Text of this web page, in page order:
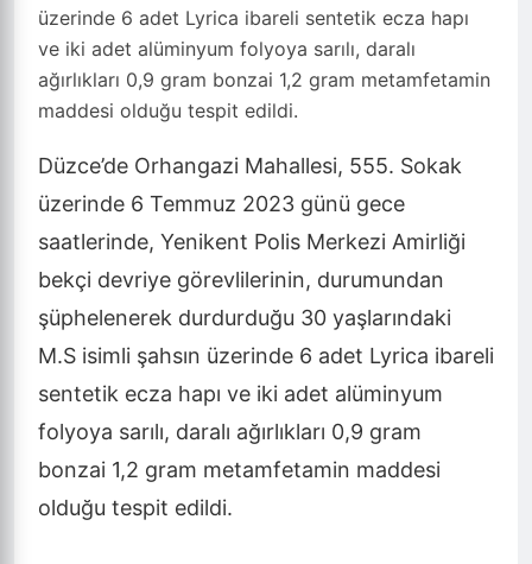
üzerinde 6 adet Lyrica ibareli sentetik ecza hapı
ve iki adet alüminyum folyoya sarılı, daralı
ağırlıkları 0,9 gram bonzai 1,2 gram metamfetamin
maddesi olduğu tespit edildi.
Düzce’de Orhangazi Mahallesi, 555. Sokak
üzerinde 6 Temmuz 2023 günü gece
saatlerinde, Yenikent Polis Merkezi Amirliği
bekçi devriye görevlilerinin, durumundan
şüphelenerek durdurduğu 30 yaşlarındaki
M.S isimli şahsın üzerinde 6 adet Lyrica ibareli
sentetik ecza hapı ve iki adet alüminyum
folyoya sarılı, daralı ağırlıkları 0,9 gram
bonzai 1,2 gram metamfetamin maddesi
olduğu tespit edildi.